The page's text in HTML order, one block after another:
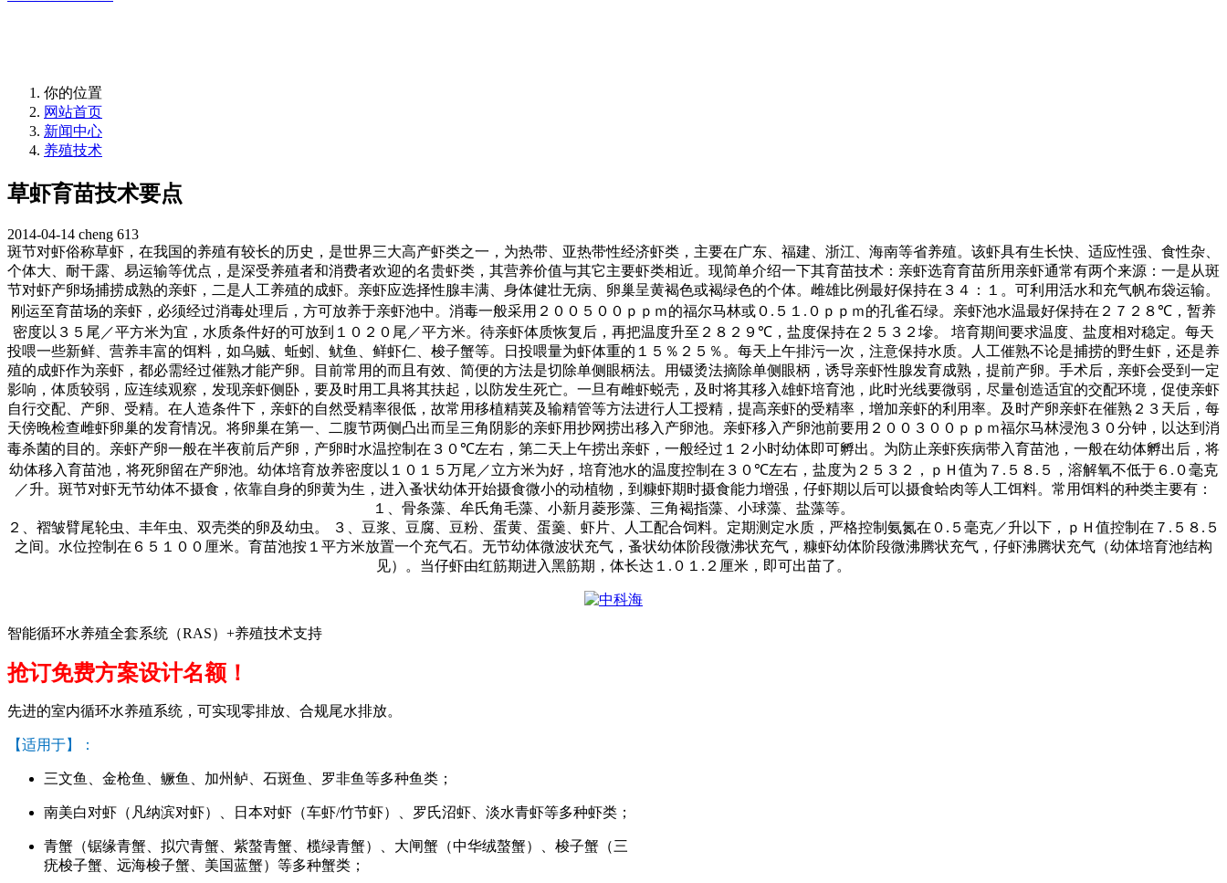
你的位置
网站首页
新闻中心
养殖技术
草虾育苗技术要点
2014-04-14 cheng 613
斑节对虾俗称草虾，在我国的养殖有较长的历史，是世界三大高产虾类之一，为热带、亚热带性经济虾类，主要在广东、福建、浙江、海南等省养殖。该虾具有生长快、适应性强、食性杂、
个体大、耐干露、易运输等优点，是深受养殖者和消费者欢迎的名贵虾类，其营养价值与其它主要虾类相近。现简单介绍一下其育苗技术：亲虾选育育苗所用亲虾通常有两个来源：一是从斑
节对虾产卵场捕捞成熟的亲虾，二是人工养殖的成虾。亲虾应选择性腺丰满、身体健壮无病、卵巢呈黄褐色或褐绿色的个体。雌雄比例最好保持在３４：１。可利用活水和充气帆布袋运输。
刚运至育苗场的亲虾，必须经过消毒处理后，方可放养于亲虾池中。消毒一般采用２００５００ｐｐｍ的福尔马林或０ . ５１ . ０ｐｐｍ的孔雀石绿。亲虾池水温最好保持在２７２８ ℃ ，暂养
密度以３５尾／平方米为宜，水质条件好的可放到１０２０尾／平方米。待亲虾体质恢复后，再把温度升至２８２９ ℃ ，盐度保持在２５３２墋。 培育期间要求温度、盐度相对稳定。每天
投喂一些新鲜、营养丰富的饵料，如乌贼、蚯蚓、鱿鱼、鲜虾仁、梭子蟹等。日投喂量为虾体重的１５％２５％。每天上午排污一次，注意保持水质。人工催熟不论是捕捞的野生虾，还是养
殖的成虾作为亲虾，都必需经过催熟才能产卵。目前常用的而且有效、简便的方法是切除单侧眼柄法。用镊烫法摘除单侧眼柄，诱导亲虾性腺发育成熟，提前产卵。手术后，亲虾会受到一定
影响，体质较弱，应连续观察，发现亲虾侧卧，要及时用工具将其扶起，以防发生死亡。一旦有雌虾蜕壳，及时将其移入雄虾培育池，此时光线要微弱，尽量创造适宜的交配环境，促使亲虾
自行交配、产卵、受精。在人造条件下，亲虾的自然受精率很低，故常用移植精荚及输精管等方法进行人工授精，提高亲虾的受精率，增加亲虾的利用率。及时产卵亲虾在催熟２３天后，每
天傍晚检查雌虾卵巢的发育情况。将卵巢在第一、二腹节两侧凸出而呈三角阴影的亲虾用抄网捞出移入产卵池。亲虾移入产卵池前要用２００３００ｐｐｍ福尔马林浸泡３０分钟，以达到消
毒杀菌的目的。亲虾产卵一般在半夜前后产卵，产卵时水温控制在３０ ℃左右，第二天上午捞出亲虾，一般经过１２小时幼体即可孵出。为防止亲虾疾病带入育苗池，一般在幼体孵出后，将
幼体移入育苗池，将死卵留在产卵池。幼体培育放养密度以１０１５万尾／立方米为好，培育池水的温度控制在３０ ℃左右，盐度为２５３２，ｐＨ值为７ . ５８ . ５，溶解氧不低于６ . ０毫克
／升。斑节对虾无节幼体不摄食，依靠自身的卵黄为生，进入蚤状幼体开始摄食微小的动植物，到糠虾期时摄食能力增强，仔虾期以后可以摄食蛤肉等人工饵料。常用饵料的种类主要有：
１、骨条藻、牟氏角毛藻、小新月菱形藻、三角褐指藻、小球藻、盐藻等。
２、褶皱臂尾轮虫、丰年虫、双壳类的卵及幼虫。 ３、豆浆、豆腐、豆粉、蛋黄、蛋羹、虾片、人工配合饲料。定期测定水质，严格控制氨氮在０ . ５毫克／升以下，ｐＨ值控制在７ . ５８ . ５
之间。水位控制在６５１００厘米。育苗池按１平方米放置一个充气石。无节幼体微波状充气，蚤状幼体阶段微沸状充气，糠虾幼体阶段微沸腾状充气，仔虾沸腾状充气（幼体培育池结构
见）。当仔虾由红筋期进入黑筋期，体长达１ . ０１ . ２厘米，即可出苗了。
智能循环水养殖全套系统（RAS）+养殖技术支持
抢订免费方案设计名额！
先进的室内循环水养殖系统，可实现零排放、合规尾水排放。
【适用于】：
三文鱼、金枪鱼、鳜鱼、加州鲈、石斑鱼、罗非鱼等多种鱼类；
南美白对虾（凡纳滨对虾）、日本对虾（车虾/竹节虾）、罗氏沼虾、淡水青虾等多种虾类；
青蟹（锯缘青蟹、拟穴青蟹、紫螯青蟹、榄绿青蟹）、大闸蟹（中华绒螯蟹）、梭子蟹（三
疣梭子蟹、远海梭子蟹、美国蓝蟹）等多种蟹类；